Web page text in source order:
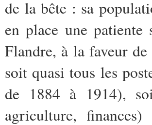
de la bête : sa
en place une patiente
Flandre, à la faveur
soit quasi tous les
de 1884 à 1914),
agriculture,